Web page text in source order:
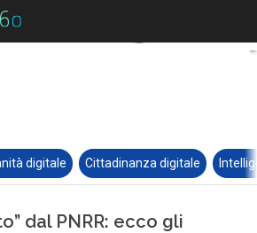
digitale Cittadinanza digitale
dal PNRR: ecco gli